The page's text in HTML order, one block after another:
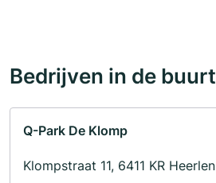
Bedrijven in de buurt
Q-Park De Klomp
Klompstraat 11, 6411 KR Heerlen